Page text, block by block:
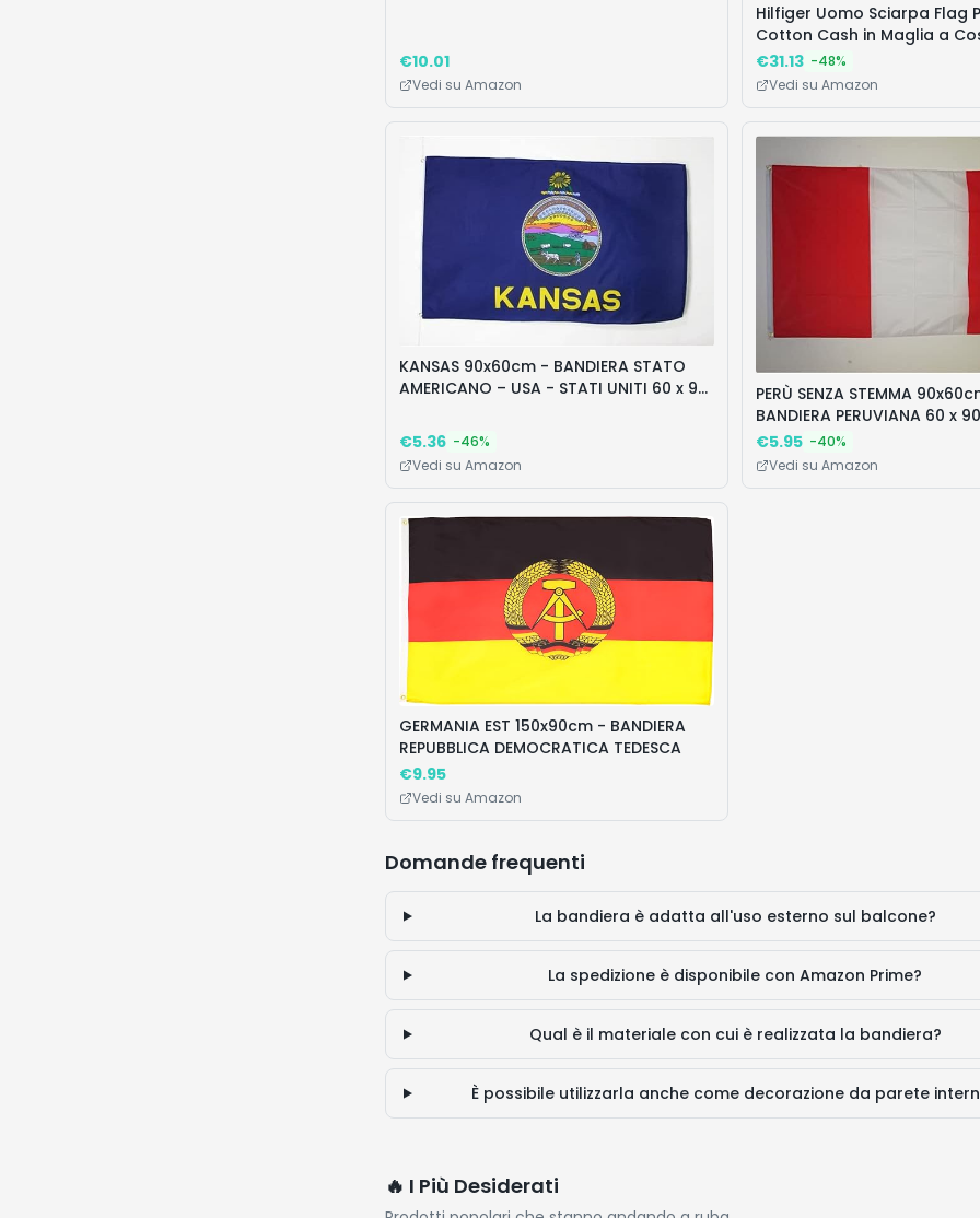
€10.01
Vedi su Amazon
Hilfiger Uomo Sciarpa Flag
Cotton Cash in Maglia a
€31.13 -48%
Vedi su Amazon
KANSAS 90x60cm - BANDIERA STATO
AMERICANO – USA - STATI UNITI 60 x 90
€5.36 -46%
Vedi su Amazon
PERÙ SENZA STEMMA
BANDIERA PERUVIANA 60 x
€5.95 -40%
Vedi su Amazon
GERMANIA EST 150x90cm - BANDIERA
REPUBBLICA DEMOCRATICA TEDESCA
€9.95
Vedi su Amazon
Domande frequenti
La bandiera è adatta all'uso esterno sul balcone?
La spedizione è disponibile con Amazon Prime?
Qual è il materiale con cui è realizzata la bandiera?
È possibile utilizzarla anche come decorazione da parete
🔥 I Più Desiderati